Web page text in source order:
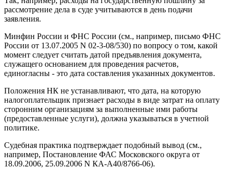
рассмотрение дела в суде учитываются в день подачи
заявления.
Минфин России и ФНС России (см., например, письмо ФНС
России от 13.07.2005 N 02-3-08/530) по вопросу о том, какой
момент следует считать датой предъявления документа,
служащего основанием для проведения расчетов,
единогласны - это дата составления указанных документов.
Положения НК не устанавливают, что дата, на которую
налогоплательщик признает расходы в виде затрат на оплату
сторонним организациям за выполненные ими работы
(предоставленные услуги), должна указываться в учетной
политике.
Судебная практика подтверждает подобный вывод (см.,
например, Постановление ФАС Московского округа от
18.09.2006, 25.09.2006 N КА-А40/8766-06).